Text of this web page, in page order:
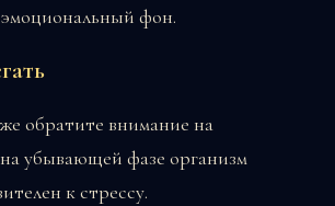
эмоциональный фон.
обратите внимание на
убывающей фазе организм
к стрессу.